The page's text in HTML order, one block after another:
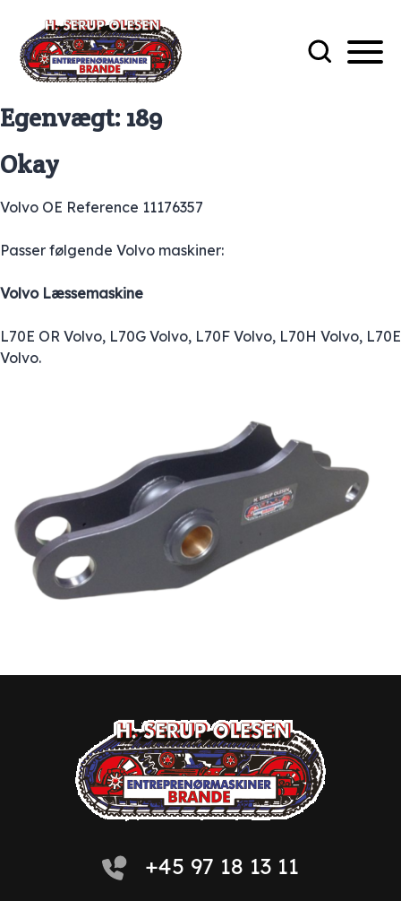
Egenvægt: 189
Okay
Volvo OE Reference 11176357
Passer følgende Volvo maskiner:
Volvo Læssemaskine
L70E OR Volvo, L70G Volvo, L70F Volvo, L70H Volvo, L70E
Volvo.
+45 97 18 13 11